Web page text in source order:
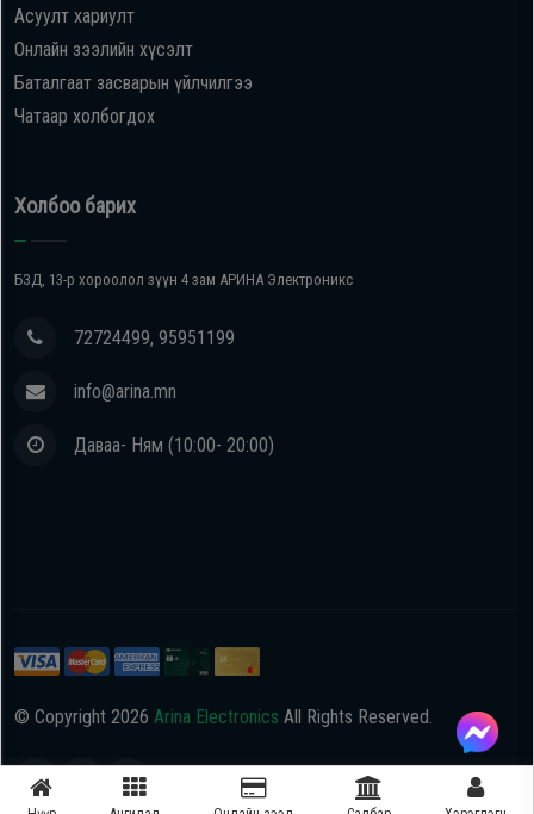
Асуулт хариулт
Онлайн зээлийн хүсэлт
Баталгаат засварын үйлчилгээ
Чатаар холбогдох
Холбоо барих
БЗД, 13-р хороолол зүүн 4 зам АРИНА Электроникс
72724499, 95951199
info@arina.mn
Даваа- Ням (10:00- 20:00)
© Copyright 2026 Arina Electronics All Rights Reserved.